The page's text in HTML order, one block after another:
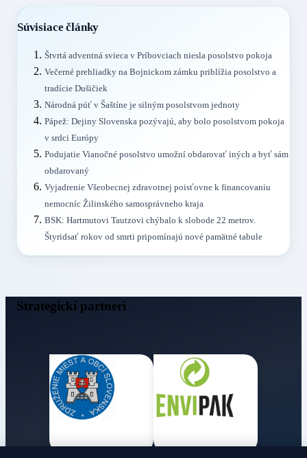
Súvisiace články
Štvrtá adventná svieca v Príbovciach niesla posolstvo pokoja
Večerné prehliadky na Bojnickom zámku priblížia posolstvo a
tradície Dušičiek
Národná púť v Šaštíne je silným posolstvom jednoty
Pápež: Dejiny Slovenska pozývajú, aby bolo posolstvom pokoja
v srdci Európy
Podujatie Vianočné posolstvo umožní obdarovať iných a byť sám
obdarovaný
Vyjadrenie Všeobecnej zdravotnej poisťovne k financovaniu
nemocníc Žilinského samosprávneho kraja
BSK: Hartmutovi Tautzovi chýbalo k slobode 22 metrov.
Štyridsať rokov od smrti pripomínajú nové pamätné tabule
Strategickí partneri